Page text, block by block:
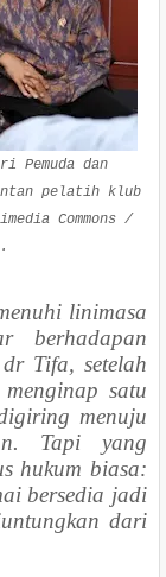
Pemuda dan
pelatih klub
Commons /
linimasa
berhadapan
Tifa, setelah
satu
menuju
Tapi yang
hukum biasa:
bersedia jadi
dari